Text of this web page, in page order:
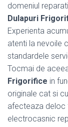
domeniul
Dulapuri
Experienta
atenti la nevoile
standardele
Tocmai de
Frigorifice in
originale cat si
afecteaza deloc
electrocasnic